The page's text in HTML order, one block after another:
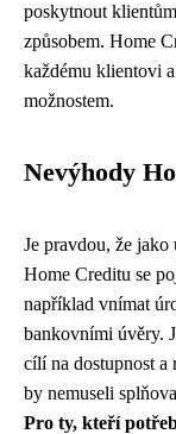
poskytnout
způsobem. Home
každému klientovi
možnostem.
Nevýhody
Je pravdou, že
Home Creditu se
například vnímat
bankovními úvěry.
cílí na dostupnost a
by nemuseli
Pro ty, kteří